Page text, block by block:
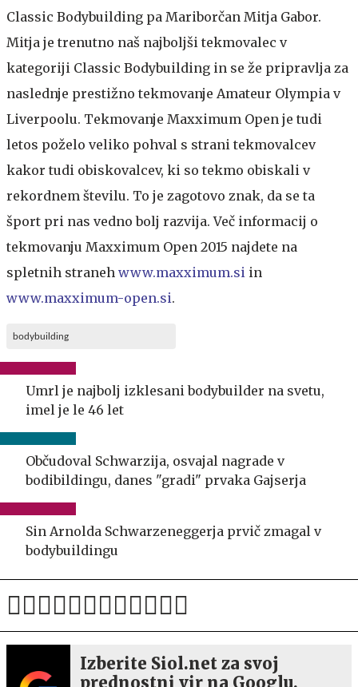
Classic Bodybuilding pa Mariborčan Mitja Gabor.
Mitja je trenutno naš najboljši tekmovalec v
kategoriji Classic Bodybuilding in se že pripravlja za
naslednje prestižno tekmovanje Amateur Olympia v
Liverpoolu. Tekmovanje Maxximum Open je tudi
letos poželo veliko pohval s strani tekmovalcev
kakor tudi obiskovalcev, ki so tekmo obiskali v
rekordnem številu. To je zagotovo znak, da se ta
šport pri nas vedno bolj razvija. Več informacij o
tekmovanju Maxximum Open 2015 najdete na
spletnih straneh www.maxximum.si in
www.maxximum-open.si.
bodybuilding
Umrl je najbolj izklesani bodybuilder na svetu,
imel je le 46 let
Občudoval Schwarzija, osvajal nagrade v
bodibildingu, danes "gradi" prvaka Gajserja
Sin Arnolda Schwarzeneggerja prvič zmagal v
bodybuildingu
Izberite Siol.net za svoj
prednostni vir na Googlu.